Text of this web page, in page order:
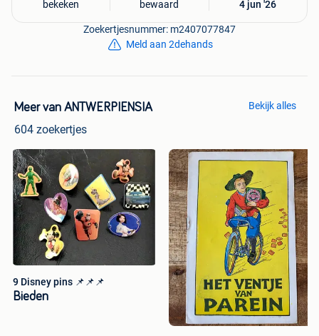
bekeken bewaard 4 jun '26
Zoekertjesnummer: m2407077847
Meld aan 2dehands
Meer van ANTWERPIENSIA
604 zoekertjes
Bekijk alles
9 Disney pins 📌📌📌
Bieden